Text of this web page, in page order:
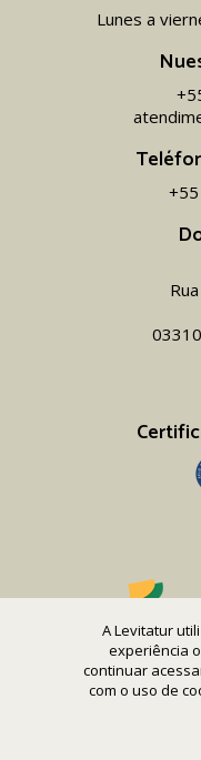
A Levitatur
experiência
continuar
com o uso de
Lunes a
Copyright 2016-